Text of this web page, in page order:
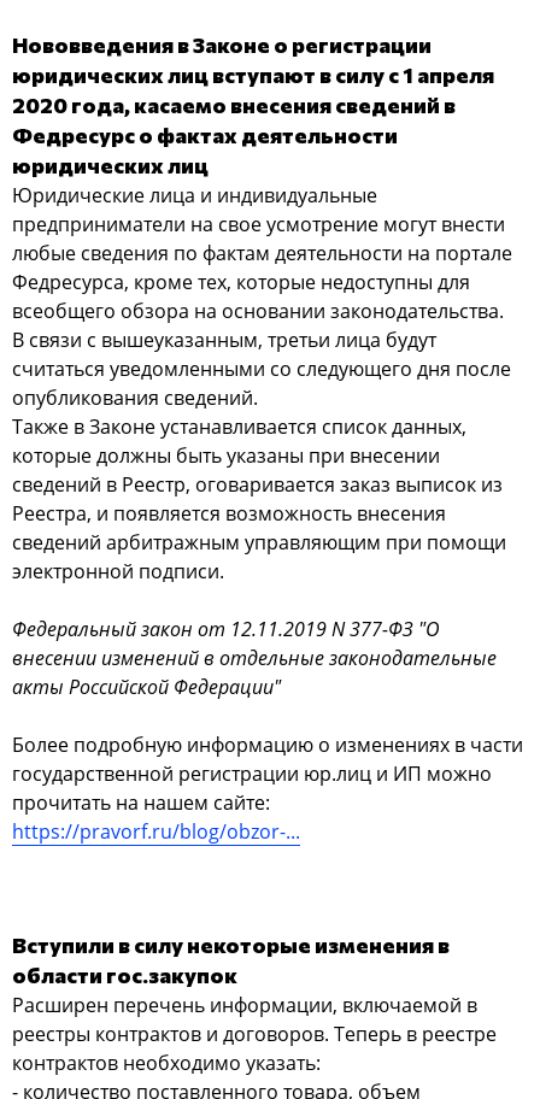
Нововведения в Законе о регистрации
юридических лиц вступают в силу с 1 апреля
2020 года, касаемо внесения сведений в
Федресурс о фактах деятельности
юридических лиц
Юридические лица и индивидуальные
предприниматели на свое усмотрение могут внести
любые сведения по фактам деятельности на портале
Федресурса, кроме тех, которые недоступны для
всеобщего обзора на основании законодательства.
В связи с вышеуказанным, третьи лица будут
считаться уведомленными со следующего дня после
опубликования сведений.
Также в Законе устанавливается список данных,
которые должны быть указаны при внесении
сведений в Реестр, оговаривается заказ выписок из
Реестра, и появляется возможность внесения
сведений арбитражным управляющим при помощи
электронной подписи.
Федеральный закон от 12.11.2019 N 377-ФЗ "О
внесении изменений в отдельные законодательные
акты Российской Федерации"
Более подробную информацию о изменениях в части
государственной регистрации юр.лиц и ИП можно
прочитать на нашем сайте:
https://pravorf.ru/blog/obzor-...
Вступили в силу некоторые изменения в
области гос.закупок
Расширен перечень информации, включаемой в
реестры контрактов и договоров. Теперь в реестре
контрактов необходимо указать:
- количество поставленного товара, объем